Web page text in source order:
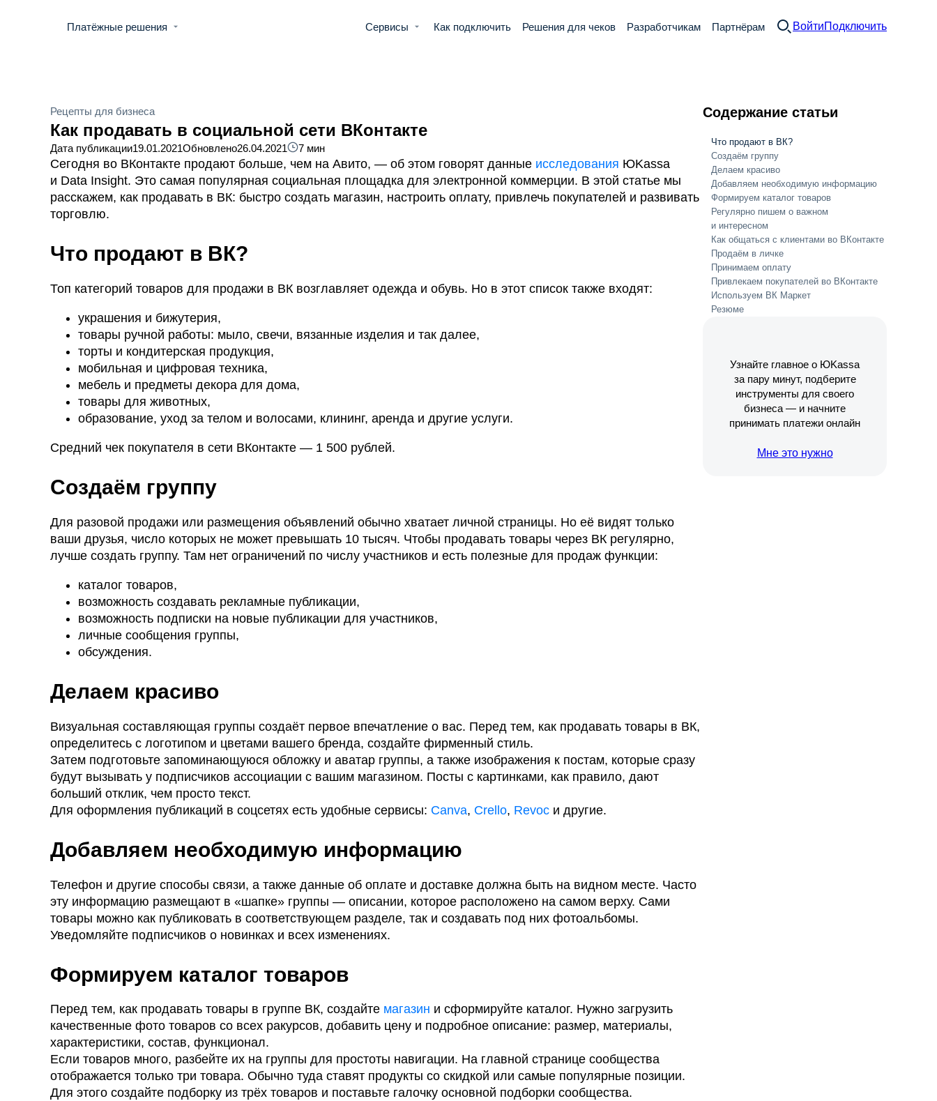
Платёжные решения Сервисы Как подключить Решения для чеков Разработчикам Партнёрам ВойтиПодключить
Содержание статьи
Что продают в ВК?
Создаём группу
Делаем красиво
Добавляем необходимую информацию
Формируем каталог товаров
Регулярно пишем о важном
и интересном
Как общаться с клиентами во ВКонтакте
Продаём в личке
Принимаем оплату
Привлекаем покупателей во ВКонтакте
Используем ВК Маркет
Резюме
Узнайте главное о ЮKassa
за пару минут, подберите
инструменты для своего
бизнеса — и начните
принимать платежи онлайн
Мне это нужно
Рецепты для бизнеса
Как продавать в социальной сети ВКонтакте
Дата публикации19.01.2021Обновлено26.04.2021 7 мин
Сегодня во ВКонтакте продают больше, чем на Авито, — об этом говорят данные исследования ЮKassa
и Data Insight. Это самая популярная социальная площадка для электронной коммерции. В этой статье мы
расскажем, как продавать в ВК: быстро создать магазин, настроить оплату, привлечь покупателей и развивать
торговлю.
Что продают в ВК?
Топ категорий товаров для продажи в ВК возглавляет одежда и обувь. Но в этот список также входят:
украшения и бижутерия,
товары ручной работы: мыло, свечи, вязанные изделия и так далее,
торты и кондитерская продукция,
мобильная и цифровая техника,
мебель и предметы декора для дома,
товары для животных,
образование, уход за телом и волосами, клининг, аренда и другие услуги.
Средний чек покупателя в сети ВКонтакте — 1 500 рублей.
Создаём группу
Для разовой продажи или размещения объявлений обычно хватает личной страницы. Но её видят только
ваши друзья, число которых не может превышать 10 тысяч. Чтобы продавать товары через ВК регулярно,
лучше создать группу. Там нет ограничений по числу участников и есть полезные для продаж функции:
каталог товаров,
возможность создавать рекламные публикации,
возможность подписки на новые публикации для участников,
личные сообщения группы,
обсуждения.
Делаем красиво
Визуальная составляющая группы создаёт первое впечатление о вас. Перед тем, как продавать товары в ВК,
определитесь с логотипом и цветами вашего бренда, создайте фирменный стиль.
Затем подготовьте запоминающуюся обложку и аватар группы, а также изображения к постам, которые сразу
будут вызывать у подписчиков ассоциации с вашим магазином. Посты с картинками, как правило, дают
больший отклик, чем просто текст.
Для оформления публикаций в соцсетях есть удобные сервисы: Canva, Crello, Revoc и другие.
Добавляем необходимую информацию
Телефон и другие способы связи, а также данные об оплате и доставке должна быть на видном месте. Часто
эту информацию размещают в «шапке» группы — описании, которое расположено на самом верху. Сами
товары можно как публиковать в соответствующем разделе, так и создавать под них фотоальбомы.
Уведомляйте подписчиков о новинках и всех изменениях.
Формируем каталог товаров
Перед тем, как продавать товары в группе ВК, создайте магазин и сформируйте каталог. Нужно загрузить
качественные фото товаров со всех ракурсов, добавить цену и подробное описание: размер, материалы,
характеристики, состав, функционал.
Если товаров много, разбейте их на группы для простоты навигации. На главной странице сообщества
отображается только три товара. Обычно туда ставят продукты со скидкой или самые популярные позиции.
Для этого создайте подборку из трёх товаров и поставьте галочку основной подборки сообщества.